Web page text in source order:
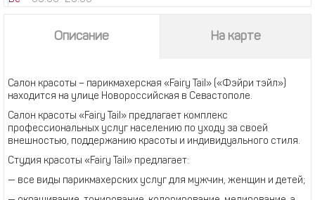
Описание На карте
Салон красоты – парикмахерская «Fairy Tail» («Фэйри тэйл»)
находится на улице Новороссийская в Севастополе.
Салон красоты «Fairy Tail» предлагает комплекс
профессиональных услуг населению по уходу за своей
внешностью, поддержанию красоты и индивидуального стиля.
Студия красоты «Fairy Tail» предлагает:
— все виды парикмахерских услуг для мужчин, женщин и детей;